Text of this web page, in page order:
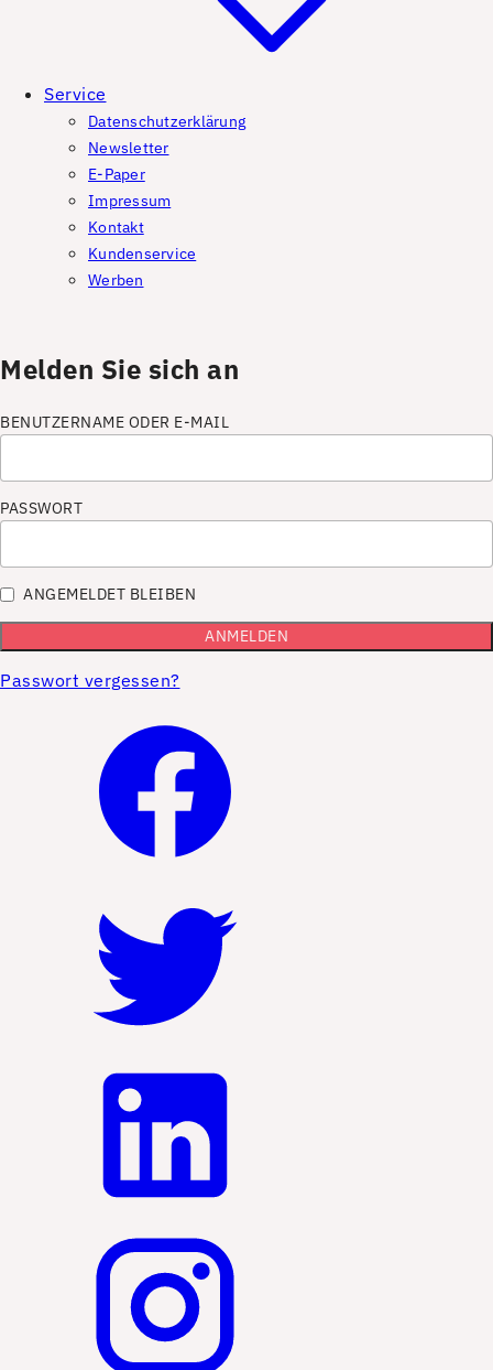
Service
Datenschutzerklärung
Newsletter
E-Paper
Impressum
Kontakt
Kundenservice
Werben
Melden Sie sich an
BENUTZERNAME ODER E-MAIL
PASSWORT
ANGEMELDET BLEIBEN
Passwort vergessen?